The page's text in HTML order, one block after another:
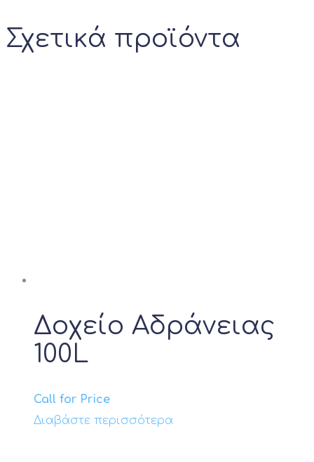
Σχετικά προϊόντα
Δοχείο Αδράνειας
100L
Call for Price
Διαβάστε περισσότερα